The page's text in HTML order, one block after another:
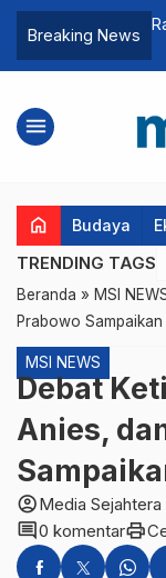
Breaking News
Pemilu 2024
menu
home Budaya
TRENDING TAGS
Beranda » MSI
Prabowo Sampaikan
MSI NEWS
Debat
Anies,
account_circleMedia
comment0 komentarprint